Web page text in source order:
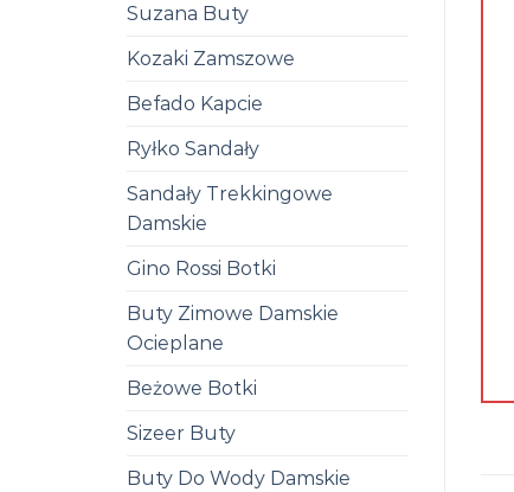
Suzana Buty
Kozaki Zamszowe
Befado Kapcie
Ryłko Sandały
Sandały Trekkingowe
Damskie
Gino Rossi Botki
Buty Zimowe Damskie
Ocieplane
Beżowe Botki
Sizeer Buty
Buty Do Wody Damskie